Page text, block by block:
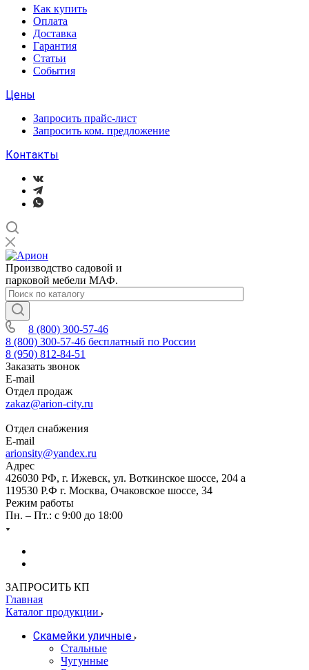
Как купить
Оплата
Доставка
Гарантия
Статьи
События
Цены
Запросить прайс-лист
Запросить ком. предложение
Контакты
Производство садовой и
парковой мебели МАФ.
8 (800) 300-57-46
8 (800) 300-57-46 бесплатный по России
8 (950) 812-84-51
Заказать звонок
E-mail
Отдел продаж
zakaz@arion-city.ru
Отдел снабжения
E-mail
arionsity@yandex.ru
Адрес
426030 РФ, г. Ижевск, ул. Воткинское шоссе, 204 а
119530 Р.Ф г. Москва, Очаковское шоссе, 34
Режим работы
Пн. – Пт.: с 9:00 до 18:00
ЗАПРОСИТЬ КП
Главная
Каталог продукции
Скамейки уличные
Стальные
Чугунные